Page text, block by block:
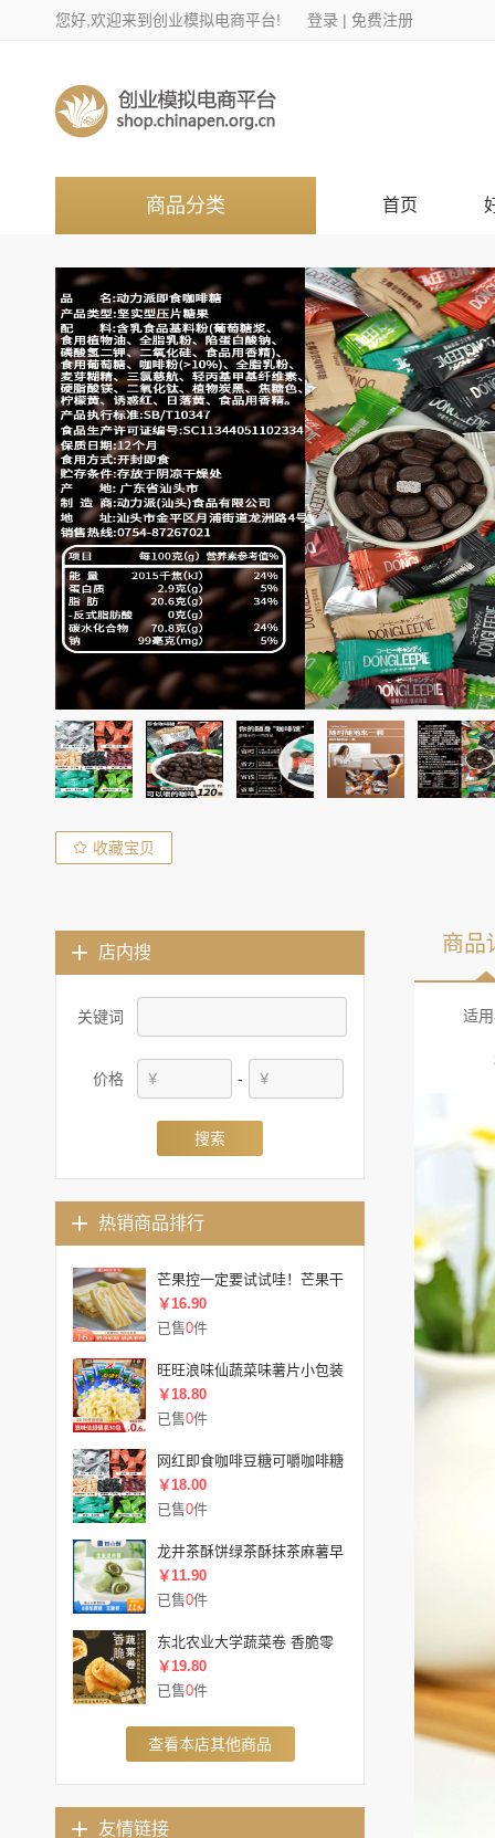
您好,欢迎来到创业模拟电商平台! 登录 | 免费注册
商品分类 首页
收藏宝贝
店内搜
关键词
价格 -
搜索
热销商品排行
芒果控一定要试试哇！芒果干
￥16.90
已售0件
旺旺浪味仙蔬菜味薯片小包装
￥18.80
已售0件
网红即食咖啡豆糖可嚼咖啡糖
￥18.00
已售0件
龙井茶酥饼绿茶酥抹茶麻薯早
￥11.90
已售0件
东北农业大学蔬菜卷 香脆零
￥19.80
已售0件
查看本店其他商品
友情链接
商品
适